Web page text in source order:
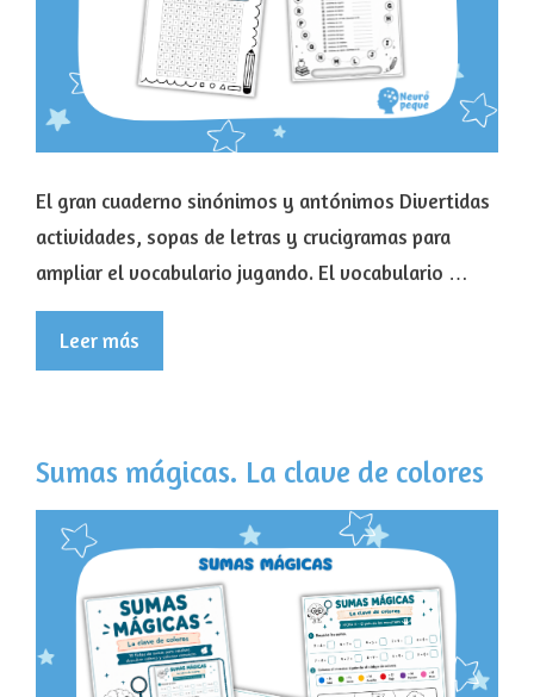
El gran cuaderno sinónimos y antónimos Divertidas
actividades, sopas de letras y crucigramas para
ampliar el vocabulario jugando. El vocabulario …
Leer más
Sumas mágicas. La clave de colores